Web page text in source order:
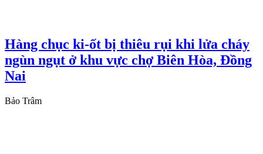
Hàng chục ki-ốt bị thiêu rụi khi lửa cháy
ngùn ngụt ở khu vực chợ Biên Hòa, Đồng
Nai
Bảo Trâm